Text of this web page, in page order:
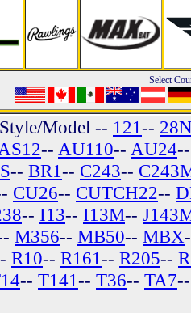
Select
Model -- 121--
AS12-- AU110-- AU24
-- BR1-- C243--
CU26-- CUTCH22--
-- I13-- I13M--
M356-- MB50-- MBX
R10-- R161-- R205--
-- T141-- T36-- TA7